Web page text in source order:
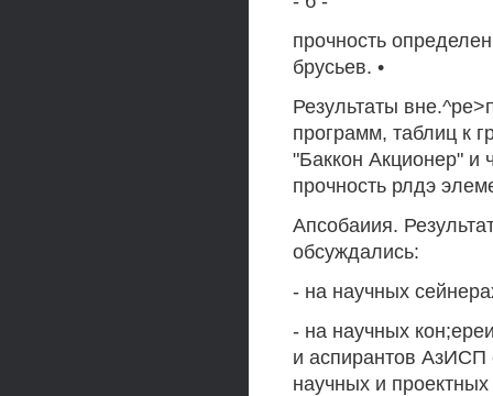
прочность
брусьев. •
Результаты
программ, таблиц к
"Баккон Акционер" и
прочность рлдэ
Апсобаиия.
обсуждались:
- на научных
- на научных
и аспирантов АзИСП
научных и